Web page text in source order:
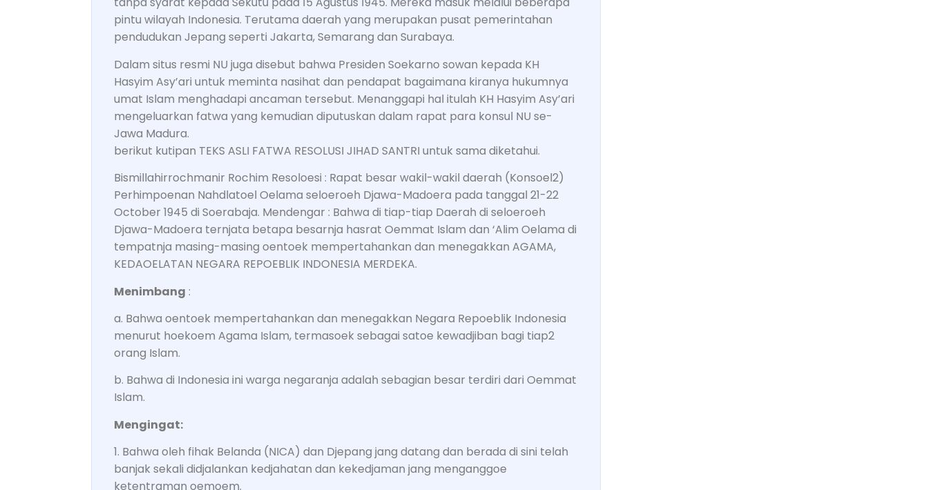
pintu wilayah Indonesia. Terutama daerah yang merupakan pusat pemerintahan
pendudukan Jepang seperti Jakarta, Semarang dan Surabaya.
Dalam situs resmi NU juga disebut bahwa Presiden Soekarno sowan kepada KH
Hasyim Asy’ari untuk meminta nasihat dan pendapat bagaimana kiranya hukumnya
umat Islam menghadapi ancaman tersebut. Menanggapi hal itulah KH Hasyim Asy’ari
mengeluarkan fatwa yang kemudian diputuskan dalam rapat para konsul NU se-
Jawa Madura.
berikut kutipan TEKS ASLI FATWA RESOLUSI JIHAD SANTRI untuk sama diketahui.
Bismillahirrochmanir Rochim Resoloesi : Rapat besar wakil-wakil daerah (Konsoel2)
Perhimpoenan Nahdlatoel Oelama seloeroeh Djawa-Madoera pada tanggal 21-22
October 1945 di Soerabaja. Mendengar : Bahwa di tiap-tiap Daerah di seloeroeh
Djawa-Madoera ternjata betapa besarnja hasrat Oemmat Islam dan ‘Alim Oelama di
tempatnja masing-masing oentoek mempertahankan dan menegakkan AGAMA,
KEDAOELATAN NEGARA REPOEBLIK INDONESIA MERDEKA.
Menimbang :
a. Bahwa oentoek mempertahankan dan menegakkan Negara Repoeblik Indonesia
menurut hoekoem Agama Islam, termasoek sebagai satoe kewadjiban bagi tiap2
orang Islam.
b. Bahwa di Indonesia ini warga negaranja adalah sebagian besar terdiri dari Oemmat
Islam.
Mengingat:
1. Bahwa oleh fihak Belanda (NICA) dan Djepang jang datang dan berada di sini telah
banjak sekali didjalankan kedjahatan dan kekedjaman jang menganggoe
ketentraman oemoem.